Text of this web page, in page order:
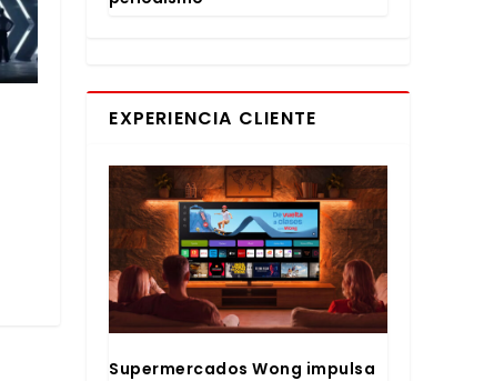
EXPERIENCIA CLIENTE
Super­mer­ca­dos Wong impul­sa